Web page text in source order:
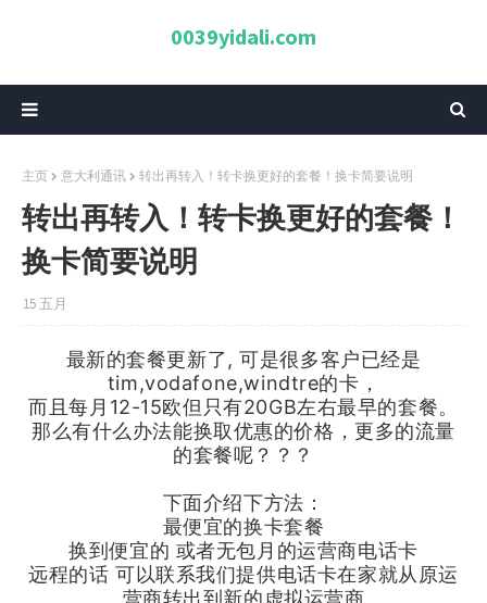
0039yidali.com
主页 意大利通讯 转出再转入！转卡换更好的套餐！换卡简要说明
转出再转入！转卡换更好的套餐！
换卡简要说明
15 五月
最新的套餐更新了, 可是很多客户已经是
tim,vodafone,windtre的卡，
而且每月12-15欧但只有20GB左右最早的套餐。
那么有什么办法能换取优惠的价格，更多的流量
的套餐呢？？？
下面介绍下方法：
最便宜的换卡套餐
换到便宜的 或者无包月的运营商电话卡
远程的话 可以联系我们提供电话卡在家就从原运
营商转出到新的虚拟运营商